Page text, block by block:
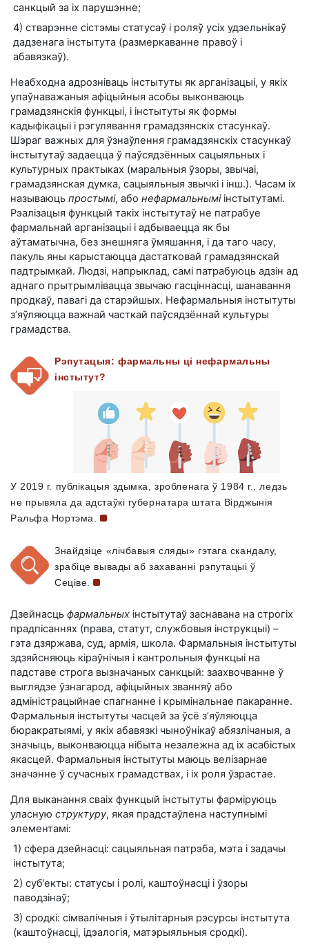
санкцый за іх парушэнне;
4) стварэнне сістэмы статусаў і роляў усіх удзельнікаў
дадзенага інстытута (размеркаванне правоў і
абавязкаў).
Неабходна адрозніваць інстытуты як арганізацыі, у якіх
упаўнаважаныя афіцыйныя асобы выконваюць
грамадзянскія функцыі, і інстытуты як формы
кадыфікацыі і рэгулявання грамадзянскіх стасункаў.
Шэраг важных для ўзнаўлення грамадзянскіх стасункаў
інстытутаў задаецца ў паўсядзённых сацыяльных і
культурных практыках (маральныя ўзоры, звычаі,
грамадзянская думка, сацыяльныя звычкі і інш.). Часам іх
называюць простымі, або нефармальныміінстытутамі.
Рэалізацыя функцый такіх інстытутаў не патрабуе
фармальнай арганізацыі і адбываецца як бы
аўтаматычна, без знешняга ўмяшання, і да таго часу,
пакуль яны карыстаюцца дастатковай грамадзянскай
падтрымкай. Людзі, напрыклад, самі патрабуюць адзін ад
аднаго прытрымлівацца звычаю гасціннасці, шанавання
продкаў, павагі да старэйшых. Нефармальныя інстытуты
з’яўляюцца важнай часткай паўсядзённай культуры
грамадства.
Рэпутацыя: фармальны ці нефармальны
інстытут?
У 2019 г. публікацыя здымка, зробленага ў 1984 г.,
ледзь
не прывяла да адстаўкі губернатара штата Вірджынія
Ральфа Нортэма.
Знайдзіце «лічбавыя сляды» гэтага скандалу,
зрабіце вывады аб захаванні рэпутацыі ў
Сеціве.
Дзейнасць фармальных інстытутаў заснавана на строгіх
прадпісаннях (права, статут, службовыя інструкцыі) –
гэта дзяржава, суд, армія, школа. Фармальныя інстытуты
здзяйсняюць кіраўнічыя і кантрольныя функцыі на
падставе строга вызначаных санкцый: заахвочванне ў
выглядзе ўзнагарод, афіцыйных званняў або
адміністрацыйнае спагнанне і крымінальнае пакаранне.
Фармальныя інстытуты часцей за ўсё з’яўляюцца
бюракратыямі, у якіх абавязкі чыноўнікаў абязлічаныя, а
значыць, выконваюцца нібыта незалежна ад іх асабістых
якасцей. Фармальныя інстытуты маюць велізарнае
значэнне ў сучасных грамадствах, і іх роля ўзрастае.
Для выканання сваіх функцый інстытуты фарміруюць
уласную структуру, якая прадстаўлена наступнымі
элементамі:
1) сфера дзейнасці: сацыяльная патрэба, мэта і задачы
інстытута;
2) суб’екты: статусы і ролі, каштоўнасці і ўзоры
паводзінаў;
3) сродкі: сімвалічныя і ўтылітарныя рэсурсы інстытута
(каштоўнасці, ідэалогія, матэрыяльныя сродкі).